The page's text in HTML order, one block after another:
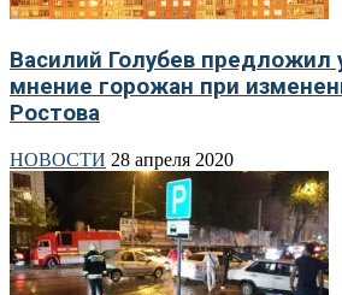
Василий Голубев предложил
мнение горожан при
Ростова
НОВОСТИ 28 апреля 2020